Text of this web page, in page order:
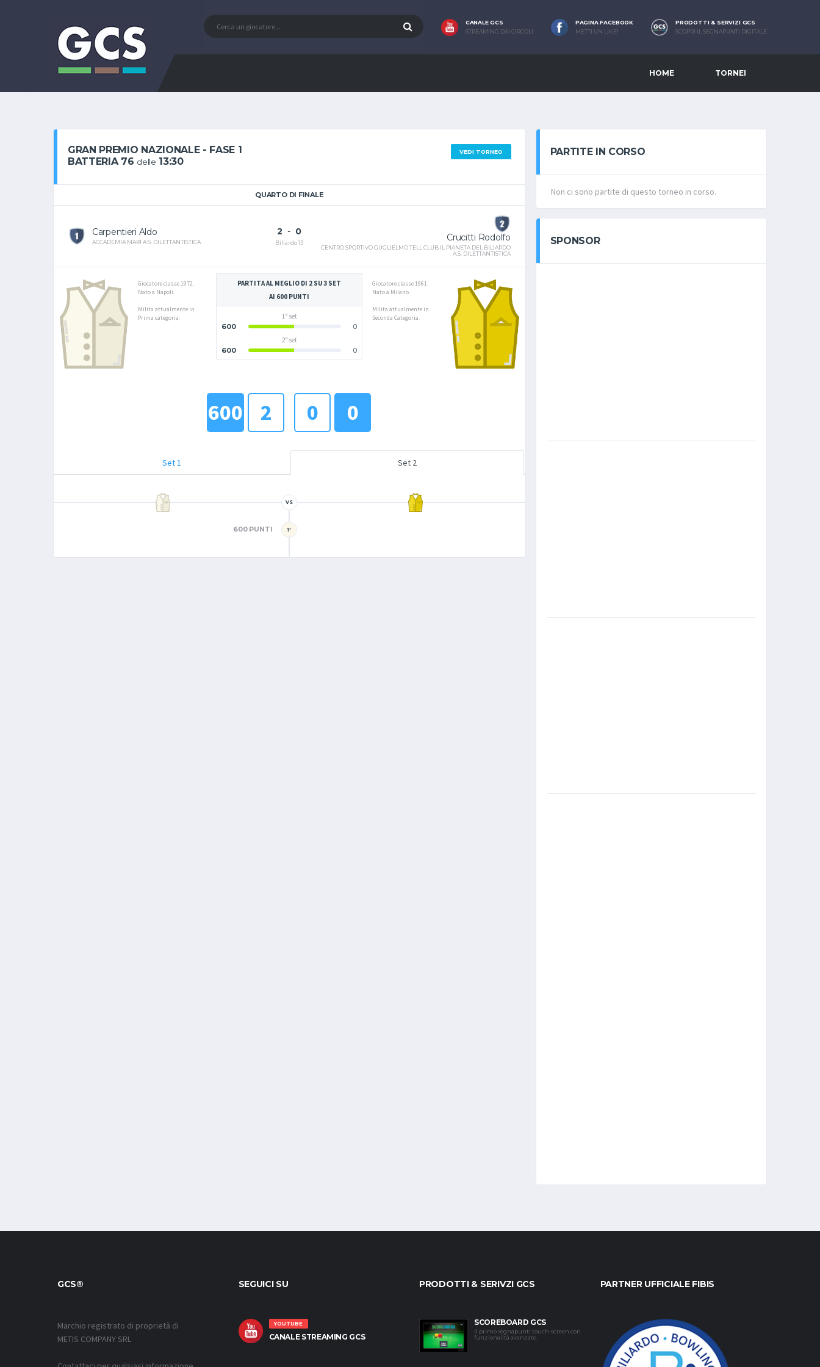
CANALE GCS
STREAMING DAI CIRCOLI
PAGINA FACEBOOK
METTI UN LIKE!
PRODOTTI & SERVIZI GCS
SCOPRI IL SEGNAPUNTI DIGITALE
HOME TORNEI
GRAN PREMIO NAZIONALE - FASE 1
BATTERIA 76 delle 13:30
VEDI TORNEO
QUARTO DI FINALE
Carpentieri Aldo
ACCADEMIA MARI A.S. DILETTANTISTICA
2 - 0
Biliardo 13 Crucitti Rodolfo
CENTRO SPORTIVO GUGLIELMO TELL CLUB IL PIANETA DEL BILIARDO
A.S. DILETTANTISTICA
PARTITA AL MEGLIO DI 2 SU 3 SET
AI 600 PUNTI
1° set
600
0
2° set
600
0
Giocatore classe 1972.
Nato a Napoli.
Milita attualmente in
Prima categoria.
Giocatore classe 1961.
Nato a Milano.
Milita attualmente in
Seconda Categoria.
2
600 0 0
Set 1 Set 2
VS
1'
600 PUNTI
PARTITE IN CORSO
Non ci sono partite di questo torneo in corso.
SPONSOR
GCS®
Marchio registrato di proprietà di
METIS COMPANY SRL
SEGUICI SU
YOUTUBE
CANALE STREAMING GCS
PRODOTTI & SERIVZI GCS
SCOREBOARD GCS
Il primo segnapunti touch-screen con
funzionalità avanzate.
PARTNER UFFICIALE FIBIS